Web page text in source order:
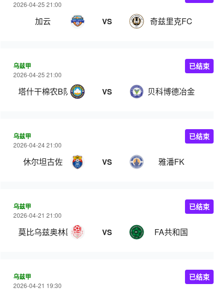
2026-04-25 21:00
加云 VS 奇兹里克FC
乌兹甲
2026-04-25 21:00
塔什干棉农B队 VS 贝科博德冶金
已结束
乌兹甲
2026-04-24 21:00
休尔坦古佐 VS 雅潘FK
已结束
乌兹甲
2026-04-21 21:00
莫比乌兹奥林匹克 VS FA共和国
已结束
乌兹甲
2026-04-21 19:30
已结束